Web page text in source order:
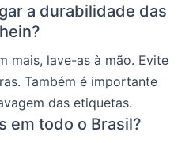
a durabilidade das
mais, lave-as à mão. Evite
Também é importante
das etiquetas.
em todo o Brasil?